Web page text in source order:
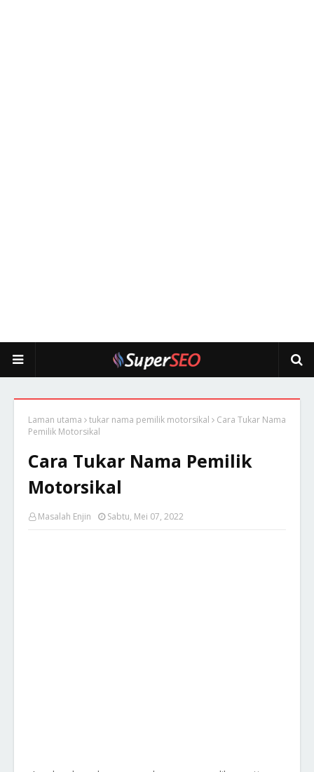
Laman utama tukar nama pemilik motorsikal
Cara Tukar Nama
Pemilik Motorsikal
Cara Tukar Nama Pemilik
Motorsikal
Masalah Enjin Sabtu, Mei 07, 2022